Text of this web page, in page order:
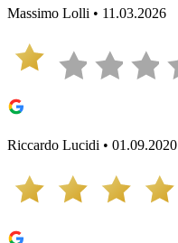
Massimo Lolli • 11.03.2026
Riccardo Lucidi • 01.09.2020